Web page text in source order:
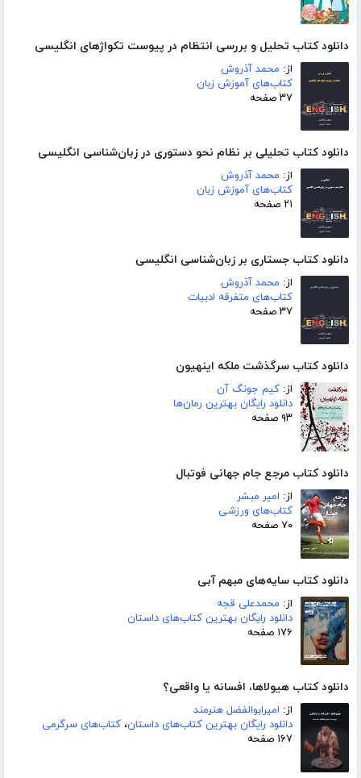
دانلود کتاب تحلیل و بررسی انتظام در پیوست تکواژهای انگلیسی
از: محمد آذروش
کتاب‌های آموزش زبان
۳۷ صفحه
دانلود کتاب تحلیلی بر نظام نحو دستوری در زبان‌شناسی انگلیسی
از: محمد آذروش
کتاب‌های آموزش زبان
۲۱ صفحه
دانلود کتاب جستاری بر زبان‌شناسی انگلیسی
از: محمد آذروش
کتاب‌های متفرقه ادبیات
۳۷ صفحه
دانلود کتاب سرگذشت ملکه اینهیون
از: کیم جونگ آن
دانلود رایگان بهترین رمان‌ها
۹۳ صفحه
دانلود کتاب مرجع جام جهانی فوتبال
از: امیر مبشر
کتاب‌های ورزشی
۷۰ صفحه
دانلود کتاب سایه‌های مبهم آبی
از: محمدعلی قجه
دانلود رایگان بهترین کتاب‌های داستان
۱۷۶ صفحه
دانلود کتاب هیولاها، افسانه یا واقعی؟
از: امیرابوالفضل هنرمند
دانلود رایگان بهترین کتاب‌های داستان، کتاب‌های سرگرمی
۱۶۷ صفحه